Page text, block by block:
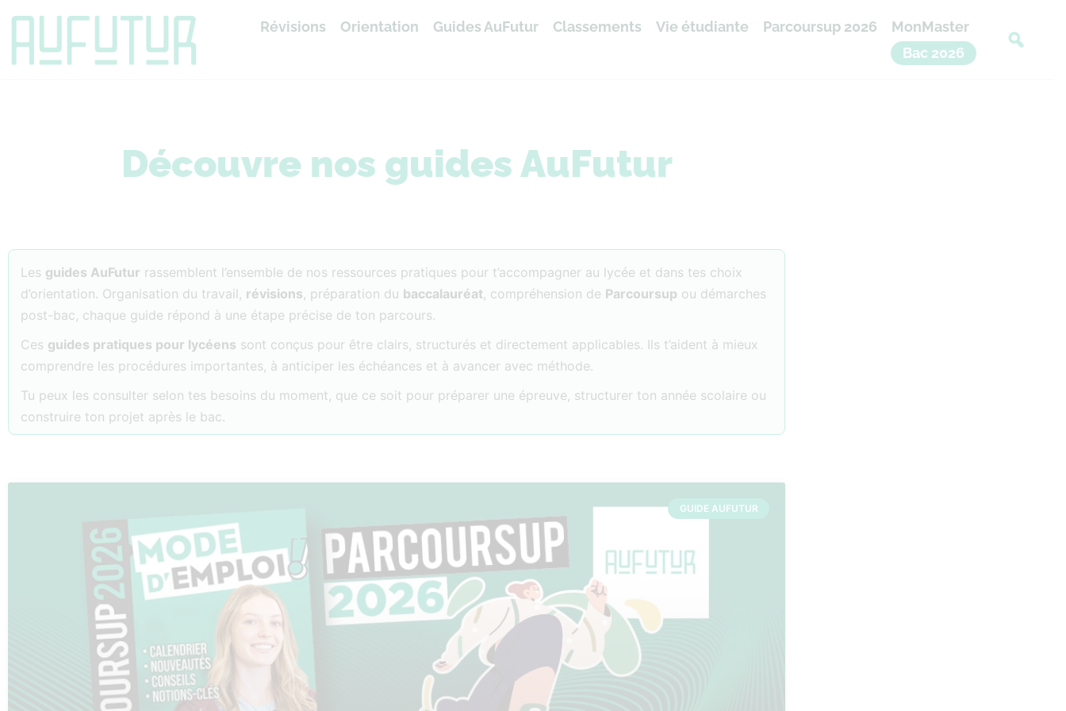
Révisions Orientation Guides AuFutur Classements Vie étudiante Parcoursup 2026
MonMaster
Bac 2026
Découvre nos guides AuFutur
Les guides AuFutur rassemblent l’ensemble de nos ressources pratiques pour t’accompagner au lycée et dans tes choix
d’orientation. Organisation du travail, révisions, préparation du baccalauréat, compréhension de Parcoursup ou démarches
post-bac, chaque guide répond à une étape précise de ton parcours.
Ces guides pratiques pour lycéens sont conçus pour être clairs, structurés et directement applicables. Ils t’aident à mieux
comprendre les procédures importantes, à anticiper les échéances et à avancer avec méthode.
Tu peux les consulter selon tes besoins du moment, que ce soit pour préparer une épreuve, structurer ton année scolaire ou
construire ton projet après le bac.
GUIDE AUFUTUR